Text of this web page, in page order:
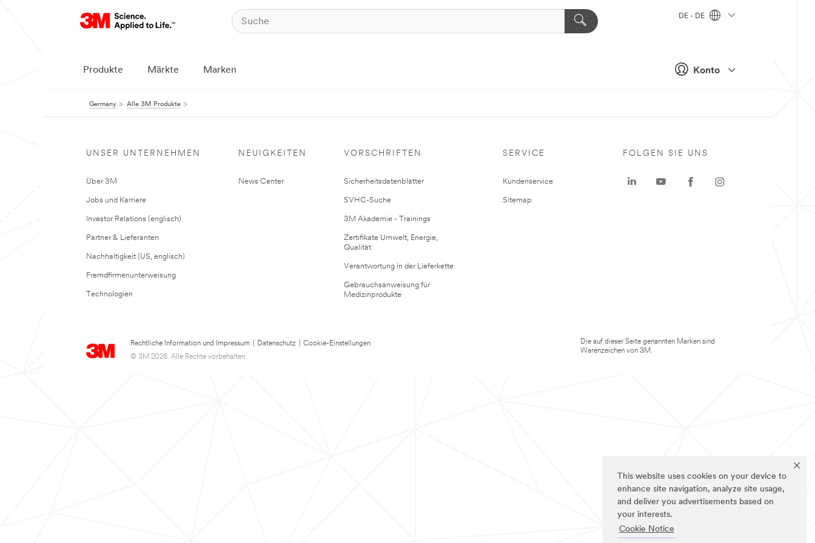
This website uses cookies on your device to
enhance site navigation, analyze site usage,
and deliver you advertisements based on
your interests.
Cookie Notice
Konto
DE - DE
Produkte Märkte Marken
Germany Alle 3M Produkte
UNSER UNTERNEHMEN
Über 3M
Jobs und Karriere
Investor Relations (englisch)
Partner & Lieferanten
Nachhaltigkeit (US, englisch)
Fremdfirmenunterweisung
Technologien
NEUIGKEITEN
News Center
VORSCHRIFTEN
Sicherheitsdatenblätter
SVHC-Suche
3M Akademie - Trainings
Zertifikate Umwelt, Energie,
Qualität
Verantwortung in der Lieferkette
Gebrauchsanweisung für
Medizinprodukte
SERVICE
Kundenservice
Sitemap
Rechtliche Information und Impressum Datenschutz
Cookie-Einstellungen
© 3M 2026. Alle Rechte vorbehalten..
FOLGEN SIE UNS
Die auf dieser Seite genannten Marken sind
Warenzeichen von 3M.